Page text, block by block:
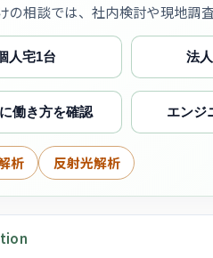
の相談では、社内検討や現地調
人宅1台 法
働き方を確認 エンジ
析 反射光解析